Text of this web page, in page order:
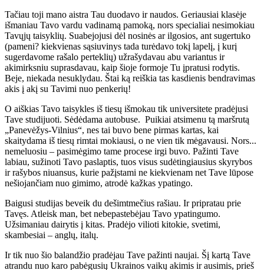
Tačiau toji mano aistra Tau duodavo ir naudos. Geriausiai klasėje
išmaniau Tavo vardu vadinamą pamoką, nors specialiai nesimokiau
Tavųjų taisyklių. Suabejojusi dėl nosinės ar ilgosios, ant sugertuko
(pameni? kiekvienas sąsiuvinys tada turėdavo tokį lapelį, į kurį
sugerdavome rašalo perteklių) užrašydavau abu variantus ir
akimirksniu suprasdavau, kaip šioje formoje Tu įpratusi rodytis.
Beje, niekada nesuklydau. Štai ką reiškia tas kasdienis bendravimas
akis į akį su Tavimi nuo penkerių!
O aiškias Tavo taisykles iš tiesų išmokau tik universitete pradėjusi
Tave studijuoti. Sėdėdama autobuse. Puikiai atsimenu tą maršrutą
„Panevėžys-Vilnius“, nes tai buvo bene pirmas kartas, kai
skaitydama iš tiesų rimtai mokiausi, o ne vien tik mėgavausi. Nors...
nemeluosiu – pasimėgimo tame procese irgi buvo. Pažinti Tave
labiau, sužinoti Tavo paslaptis, tuos visus sudėtingiausius skyrybos
ir rašybos niuansus, kurie pažįstami ne kiekvienam net Tave lūpose
nešiojančiam nuo gimimo, atrodė kažkas ypatingo.
Baigusi studijas beveik du dešimtmečius rašiau. Ir pripratau prie
Tavęs. Atleisk man, bet nebepastebėjau Tavo ypatingumo.
Užsimaniau dairytis į kitas. Pradėjo vilioti kitokie, svetimi,
skambesiai – anglų, italų.
Ir tik nuo šio balandžio pradėjau Tave pažinti naujai. Šį kartą Tave
atrandu nuo karo pabėgusių Ukrainos vaikų akimis ir ausimis, prieš